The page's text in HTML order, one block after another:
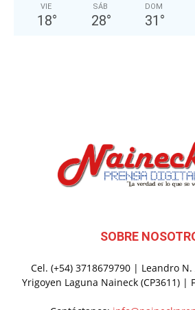
VIE
18°
SÁB
28°
DOM
31 °
SOBRE
Cel. (+54) 3718679790 | Leandro
Yrigoyen Laguna Naineck (CP3611) |